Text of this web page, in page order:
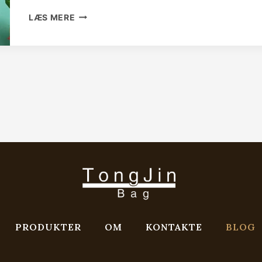
LÆS MERE TONGJIN
PRODUKTER OM KONTAKTE BLOG